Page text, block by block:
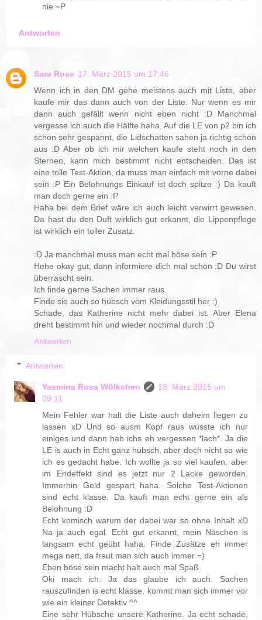
nie =P
Antworten
Sara Rose 17. März 2015 um 17:46
Wenn ich in den DM gehe meistens auch mit Liste, aber
kaufe mir das dann auch von der Liste. Nur wenn es mir
dann auch gefällt wenn nicht eben nicht :D Manchmal
vergesse ich auch die Hälfte haha. Auf die LE von p2 bin ich
schon sehr gespannt, die Lidschatten sahen ja richtig schön
aus :D Aber ob ich mir welchen kaufe steht noch in den
Sternen, kann mich bestimmt nicht entscheiden. Das ist
eine tolle Test-Aktion, da muss man einfach mit vorne dabei
sein :P Ein Belohnungs Einkauf ist doch spitze :) Da kauft
man doch gerne ein :P
Haha bei dem Brief wäre ich auch leicht verwirrt gewesen.
Da hast du den Duft wirklich gut erkannt, die Lippenpflege
ist wirklich ein toller Zusatz.
:D Ja manchmal muss man echt mal böse sein :P
Hehe okay gut, dann informiere dich mal schön :D Du wirst
überrascht sein.
Ich finde gerne Sachen immer raus.
Finde sie auch so hübsch vom Kleidungsstil her :)
Schade, das Katherine nicht mehr dabei ist. Aber Elena
dreht bestimmt hin und wieder nochmal durch :D
Antworten
Antworten
Yasmina Rosa Wölkchen
18. März 2015 um
09:11
Mein Fehler war halt die Liste auch daheim liegen zu
lassen xD Und so ausm Kopf raus wusste ich nur
einiges und dann hab ichs eh vergessen *lach*. Ja die
LE is auch in Echt ganz hübsch, aber doch nicht so wie
ich es gedacht habe. Ich wollte ja so viel kaufen, aber
im Endeffekt sind es jetzt nur 2 Lacke geworden.
Immerhin Geld gespart haha. Solche Test-Aktionen
sind echt klasse. Da kauft man echt gerne ein als
Belohnung :D
Echt komisch warum der dabei war so ohne Inhalt xD
Na ja auch egal. Echt gut erkannt, mein Näschen is
langsam echt geübt haha. Finde Zusätze eh immer
mega nett, da freut man sich auch immer =)
Eben böse sein macht halt auch mal Spaß.
Oki mach ich. Ja das glaube ich auch. Sachen
rauszufinden is echt klasse, kommt man sich immer vor
wie ein kleiner Detektiv ^^
Eine sehr Hübsche unsere Katherine. Ja echt schade,